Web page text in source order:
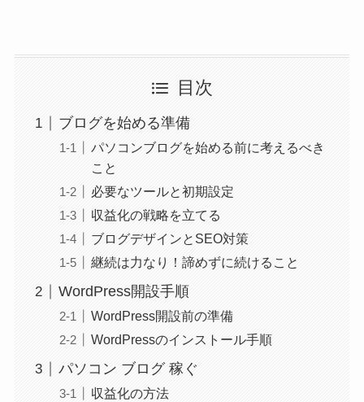
目次
ブログを始める準備
パソコンブログを始める前に考えるべき
こと
必要なツールと初期設定
収益化の戦略を立てる
ブログデザインとSEO対策
継続は力なり！諦めずに続けること
WordPress開設手順
WordPress開設前の準備
WordPressのインストール手順
パソコン ブログ 稼ぐ
収益化の方法